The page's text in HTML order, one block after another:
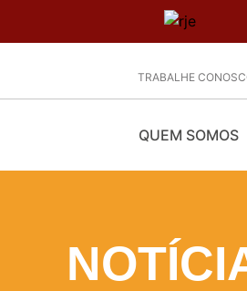
TRABALHE
QUEM SOMOS